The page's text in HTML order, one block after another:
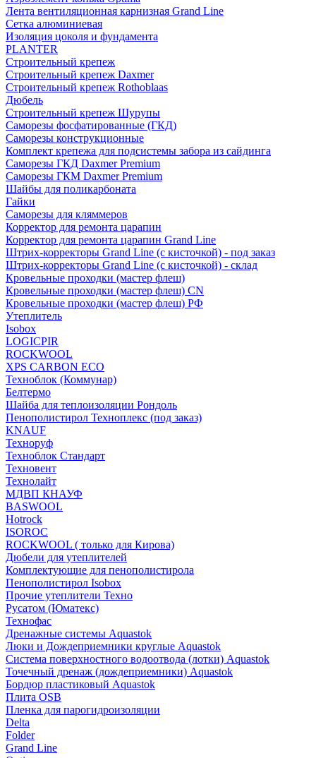
Лента вентиляционная карнизная Grand Line
Сетка алюминиевая
Изоляция цоколя и фундамента
PLANTER
Строительный крепеж
Строительный крепеж Daxmer
Строительный крепеж Rothoblaas
Дюбель
Строительный крепеж Шурупы
Саморeзы фосфатированные (ГКД)
Саморезы конструкционные
Комплект крепежа для подсистемы забора из сайдинга
Саморезы ГКД Daxmer Premium
Саморезы ГКМ Daxmer Premium
Шайбы для поликарбоната
Гайки
Саморезы для кляммеров
Корректор для ремонта царапин
Корректор для ремонта царапин Grand Line
Штрих-корректоры Grand Line (с кисточкой) - под заказ
Штрих-корректоры Grand Line (с кисточкой) - склад
Кровельные проходки (мастер флеш)
Кровельные проходки (мастер флеш) CN
Кровельные проходки (мастер флеш) РФ
Утеплитель
Isobox
LOGICPIR
ROCKWOOL
XPS CARBON ECO
Техноблок (Коммунар)
Белтермо
Шайба для теплоизоляции Рондоль
Пенополистирол Техноплекс (под заказ)
KNАUF
Технoруф
Техноблок Стандарт
Техновент
Технолайт
МДВП КНАУФ
BASWOOL
Hotrock
ISOROC
ROCKWOOL ( только для Кирова)
Дюбели для утеплителей
Комплектующие для пенополистирола
Пенополистирол Isobox
Прочие утеплители Техно
Русатом (Юматекс)
Технофас
Дренажные системы Aquastok
Люки и Дождеприемники круглые Aquastok
Система поверхностного водоотвода (лотки) Aquastok
Точечный дренаж (дождеприемники) Aquastok
Бордюр пластиковый Aquastok
Плита OSB
Пленка для парогидроизоляции
Delta
Folder
Grand Line